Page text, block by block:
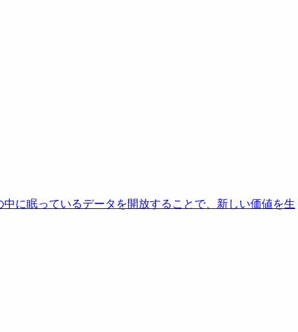
中に眠っているデータを開放することで、新しい価値を生